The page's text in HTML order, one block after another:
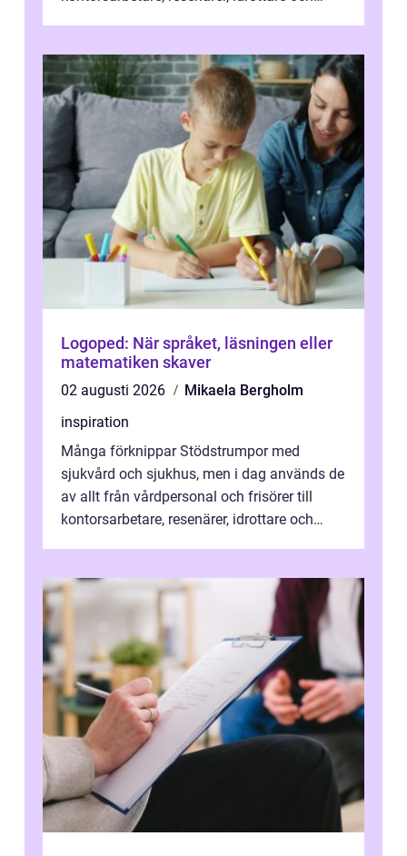
Logoped: När språket, läsningen eller
matematiken skaver
02 augusti 2026
Mikaela Bergholm
inspiration
Många förknippar Stödstrumpor med
sjukvård och sjukhus, men i dag används de
av allt från vårdpersonal och frisörer till
kontorsarbetare, resenärer, idrottare och